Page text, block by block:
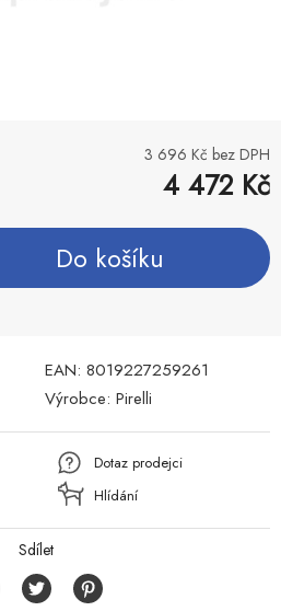
3 696 Kč bez DPH
4 472 Kč
Do košíku
EAN: 8019227259261
Výrobce: Pirelli
Dotaz prodejci
Hlídání
Sdílet